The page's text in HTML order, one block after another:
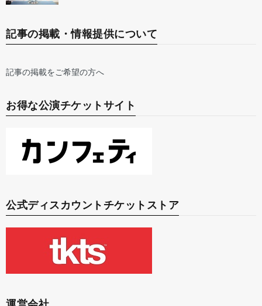
記事の掲載・情報提供について
記事の掲載をご希望の方へ
お得な公演チケットサイト
公式ディスカウントチケットストア